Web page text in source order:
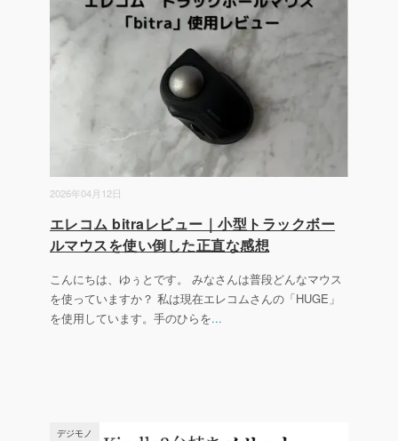
2026年04月12日
エレコム bitraレビュー｜小型トラックボー
ルマウスを使い倒した正直な感想
こんにちは、ゆぅとです。 みなさんは普段どんなマウス
を使っていますか？ 私は現在エレコムさんの「HUGE」
を使用しています。手のひらを...
デジモノ